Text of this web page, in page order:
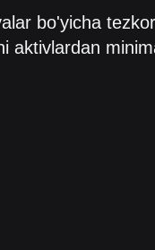
bo'yicha
aktivlardan